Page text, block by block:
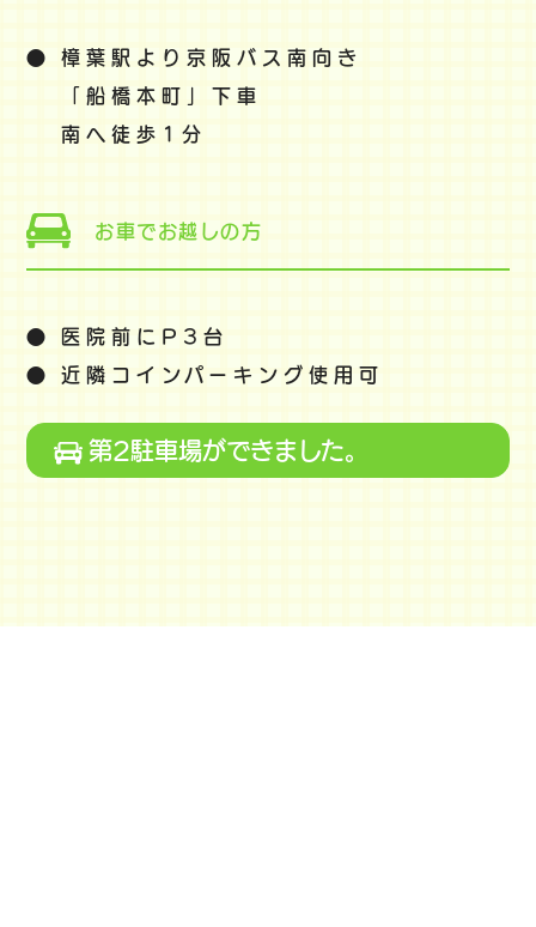
●
樟葉駅より京阪バス南向き
「船橋本町」下車
南へ徒歩1分
お車でお越しの方
●
医院前にP3台
●
近隣コインパーキング使用可
第2駐車場ができました。